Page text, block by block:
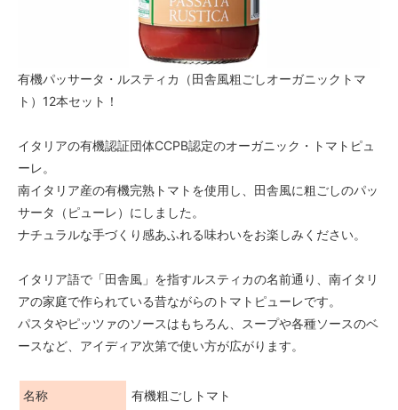
有機パッサータ・ルスティカ（田舎風粗ごしオーガニックトマ
ト）12本セット！
イタリアの有機認証団体CCPB認定のオーガニック・トマトピュ
ーレ。
南イタリア産の有機完熟トマトを使用し、田舎風に粗ごしのパッ
サータ（ピューレ）にしました。
ナチュラルな手づくり感あふれる味わいをお楽しみください。
イタリア語で「田舎風」を指すルスティカの名前通り、南イタリ
アの家庭で作られている昔ながらのトマトピューレです。
パスタやピッツァのソースはもちろん、スープや各種ソースのベ
ースなど、アイディア次第で使い方が広がります。
名称 有機粗ごしトマト